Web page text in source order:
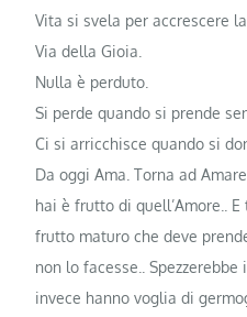
Vita si svela per accrescere
Via della Gioia.
Nulla è perduto.
Si perde quando si prende
Ci si arricchisce quando si
Da oggi Ama. Torna ad
hai è frutto di quell’Amore..
frutto maturo che deve
non lo facesse..
invece hanno voglia di